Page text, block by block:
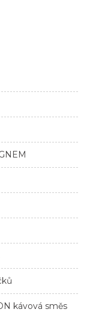
kávová směs